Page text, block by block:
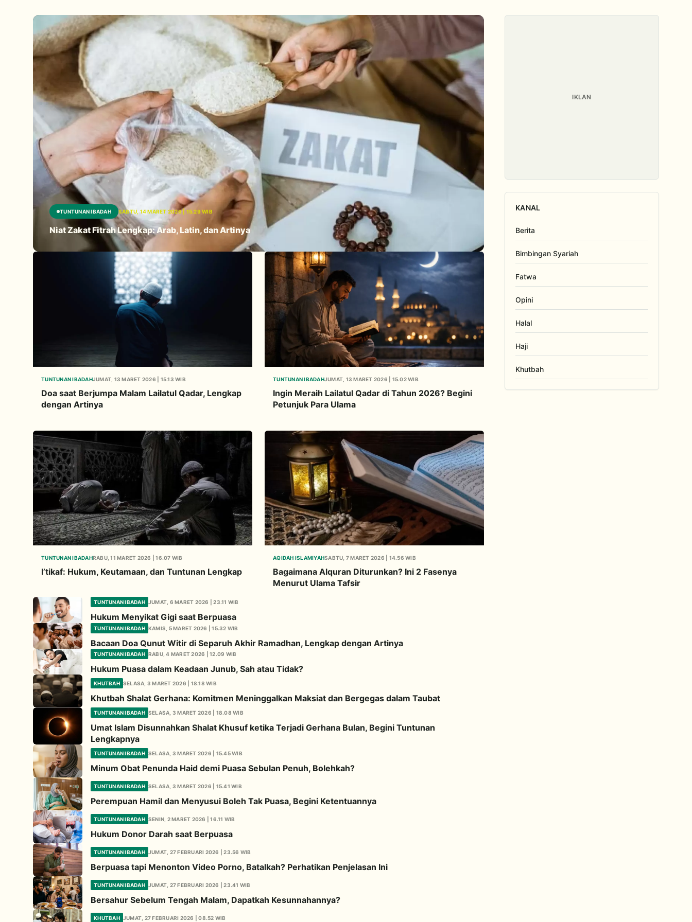
TUNTUNAN IBADAH SABTU, 14 MARET 2026 | 15.29 WIB
Niat Zakat Fitrah Lengkap: Arab, Latin, dan Artinya
TUNTUNAN IBADAHJUMAT, 13 MARET 2026 | 15.13 WIB
Doa saat Berjumpa Malam Lailatul Qadar, Lengkap
dengan Artinya
TUNTUNAN IBADAHJUMAT, 13 MARET 2026 | 15.02 WIB
Ingin Meraih Lailatul Qadar di Tahun 2026? Begini
Petunjuk Para Ulama
TUNTUNAN IBADAHRABU, 11 MARET 2026 | 16.07 WIB
I’tikaf: Hukum, Keutamaan, dan Tuntunan Lengkap
AQIDAH ISLAMIYAHSABTU, 7 MARET 2026 | 14.56 WIB
Bagaimana Alquran Diturunkan? Ini 2 Fasenya
Menurut Ulama Tafsir
TUNTUNAN IBADAH JUMAT, 6 MARET 2026 | 23.11 WIB
Hukum Menyikat Gigi saat Berpuasa
TUNTUNAN IBADAH KAMIS, 5 MARET 2026 | 15.32 WIB
Bacaan Doa Qunut Witir di Separuh Akhir Ramadhan, Lengkap dengan Artinya
TUNTUNAN IBADAH RABU, 4 MARET 2026 | 12.09 WIB
Hukum Puasa dalam Keadaan Junub, Sah atau Tidak?
KHUTBAH SELASA, 3 MARET 2026 | 18.18 WIB
Khutbah Shalat Gerhana: Komitmen Meninggalkan Maksiat dan Bergegas dalam Taubat
TUNTUNAN IBADAH SELASA, 3 MARET 2026 | 18.08 WIB
Umat Islam Disunnahkan Shalat Khusuf ketika Terjadi Gerhana Bulan, Begini Tuntunan
Lengkapnya
TUNTUNAN IBADAH SELASA, 3 MARET 2026 | 15.45 WIB
Minum Obat Penunda Haid demi Puasa Sebulan Penuh, Bolehkah?
TUNTUNAN IBADAH SELASA, 3 MARET 2026 | 15.41 WIB
Perempuan Hamil dan Menyusui Boleh Tak Puasa, Begini Ketentuannya
TUNTUNAN IBADAH SENIN, 2 MARET 2026 | 16.11 WIB
Hukum Donor Darah saat Berpuasa
TUNTUNAN IBADAH JUMAT, 27 FEBRUARI 2026 | 23.56 WIB
Berpuasa tapi Menonton Video Porno, Batalkah? Perhatikan Penjelasan Ini
TUNTUNAN IBADAH JUMAT, 27 FEBRUARI 2026 | 23.41 WIB
Bersahur Sebelum Tengah Malam, Dapatkah Kesunnahannya?
KHUTBAH JUMAT, 27 FEBRUARI 2026 | 08.52 WIB
IKLAN
KANAL
Berita
Bimbingan Syariah
Fatwa
Opini
Halal
Haji
Khutbah